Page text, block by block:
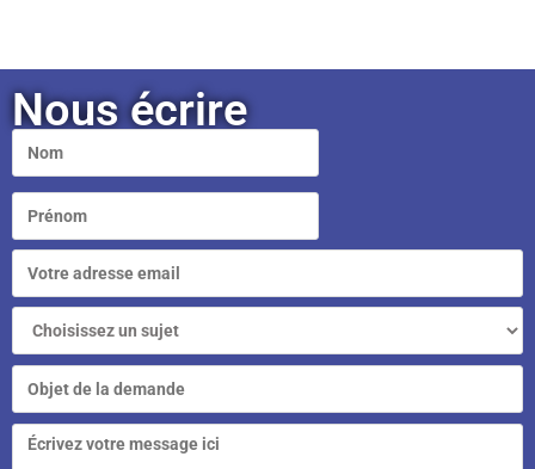
Nous écrire